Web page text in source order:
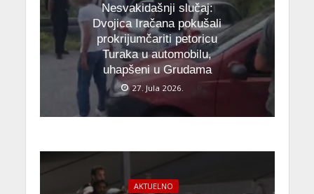
Nesvakidašnji slučaj:
Dvojica Iračana pokušali
prokrijumčariti petoricu
Turaka u automobilu,
uhapšeni u Grudama
27. Jula 2026.
AKTUELNO